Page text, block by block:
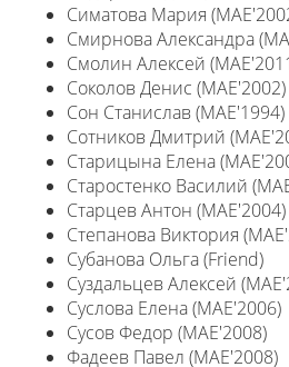
Симатова Мария
Смирнова Александра
Смолин Алексей
Соколов Денис (MAE'2002)
Сон Станислав (MAE'1994)
Сотников Дмитрий
Старицына Елена
Старостенко Василий
Старцев Антон (MAE'2004)
Степанова Виктория
Субанова Ольга (Friend)
Суздальцев Алексей
Суслова Елена (MAE'2006)
Сусов Федор (MAE'2008)
Фадеев Павел (MAE'2008)